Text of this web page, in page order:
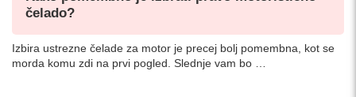
čelado?
Izbira ustrezne čelade za motor je precej bolj pomembna, kot se
morda komu zdi na prvi pogled. Slednje vam bo …